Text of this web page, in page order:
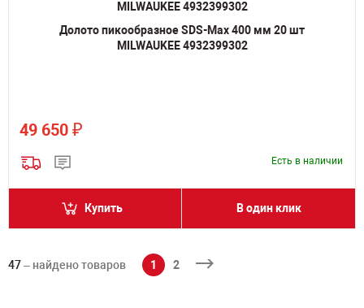
Долото пикообразное SDS-Max 400 мм 20 шт
MILWAUKEE 4932399302
49 650 ₽
Есть в наличии
Купить В один клик
47– найдено товаров 1 2